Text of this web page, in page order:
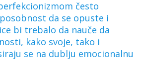
često
da se opuste i
bi trebalo da nauče da
kako svoje, tako i
se na dublju emocionalnu